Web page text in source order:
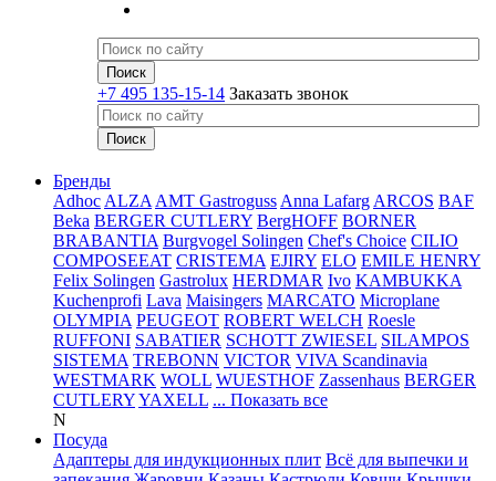
+7 495 135-15-14 Заказать звонок
Бренды
Adhoc ALZA AMT Gastroguss Anna Lafarg ARCOS BAF
Beka BERGER CUTLERY BergHOFF BORNER
BRABANTIA Burgvogel Solingen Chef's Choice CILIO
COMPOSEEAT CRISTEMA EJIRY ELO EMILE HENRY
Felix Solingen Gastrolux HERDMAR Ivo KAMBUKKA
Kuchenprofi Lava Maisingers MARCATO Microplane
OLYMPIA PEUGEOT ROBERT WELCH Roesle
RUFFONI SABATIER SCHOTT ZWIESEL SILAMPOS
SISTEMA TREBONN VICTOR VIVA Scandinavia
WESTMARK WOLL WUESTHOF Zassenhaus BERGER
CUTLERYYAXELL ... Показать все
N
Посуда
Адаптеры для индукционных плит Всё для выпечки и